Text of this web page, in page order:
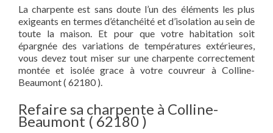
La charpente est sans doute l’un des éléments les plus
exigeants en termes d’étanchéité et d’isolation au sein de
toute la maison. Et pour que votre habitation soit
épargnée des variations de températures extérieures,
vous devez tout miser sur une charpente correctement
montée et isolée grace à votre couvreur à Colline-
Beaumont ( 62180 ).
Refaire sa charpente à Colline-
Beaumont ( 62180 )